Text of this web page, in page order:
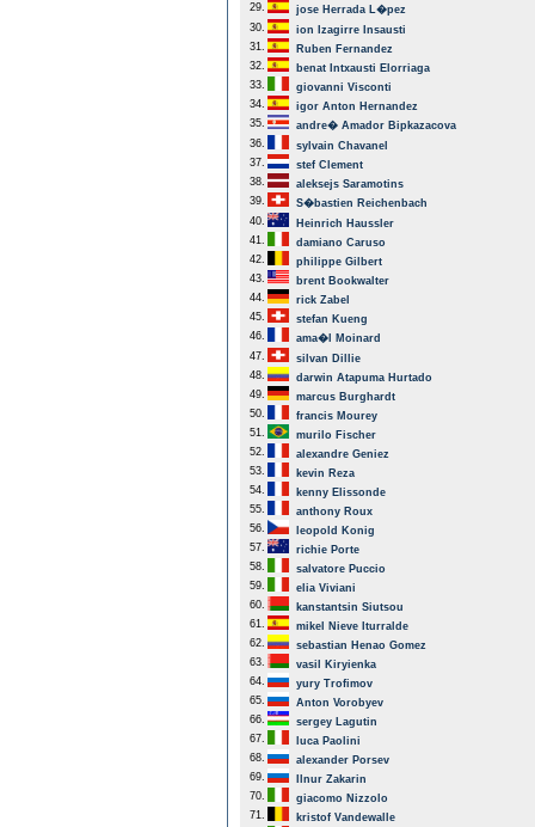
29.
jose Herrada L�pez
30.
ion Izagirre Insausti
31.
Ruben Fernandez
32.
benat Intxausti Elorriaga
33.
giovanni Visconti
34.
igor Anton Hernandez
35.
andre� Amador Bipkazacova
36.
sylvain Chavanel
37.
stef Clement
38.
aleksejs Saramotins
39.
S�bastien Reichenbach
40.
Heinrich Haussler
41.
damiano Caruso
42.
philippe Gilbert
43.
brent Bookwalter
44.
rick Zabel
45.
stefan Kueng
46.
ama�l Moinard
47.
silvan Dillie
48.
darwin Atapuma Hurtado
49.
marcus Burghardt
50.
francis Mourey
51.
murilo Fischer
52.
alexandre Geniez
53.
kevin Reza
54.
kenny Elissonde
55.
anthony Roux
56.
leopold Konig
57.
richie Porte
58.
salvatore Puccio
59.
elia Viviani
60.
kanstantsin Siutsou
61.
mikel Nieve Iturralde
62.
sebastian Henao Gomez
63.
vasil Kiryienka
64.
yury Trofimov
65.
Anton Vorobyev
66.
sergey Lagutin
67.
luca Paolini
68.
alexander Porsev
69.
Ilnur Zakarin
70.
giacomo Nizzolo
71.
kristof Vandewalle